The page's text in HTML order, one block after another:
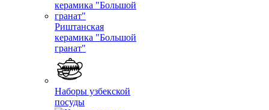
Риштанская
керамика "Большой
гранат"
Наборы узбекской
посуды